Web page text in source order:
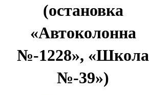
(остановка
«Автоколонна
№-1228», «Школа
№-39»)